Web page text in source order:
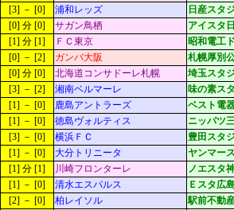
[3] － [0] 浦和レッズ 日産スタ
[0] 分 [0] サガン鳥栖 アイスタ
[1] 分 [1] ＦＣ東京 昭和電工
[0] － [2] ガンバ大阪 札幌厚別
[0] 分 [0] 北海道コンサドーレ札幌 埼玉スタ
[3] － [2] 湘南ベルマーレ 味の素ス
[1] － [0] 鹿島アントラーズ ベスト電
[1] － [0] 徳島ヴォルティス ニッパツ
[3] － [0] 横浜ＦＣ 豊田スタ
[1] － [0] 大分トリニータ ヤンマー
[1] 分 [1] 川崎フロンターレ ノエスタ
[1] － [0] 清水エスパルス Ｅスタ広
[2] － [0] 柏レイソル 駅前不動